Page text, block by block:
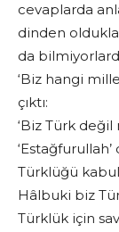
cevaplarda
dinden
da
‘Biz hangi
çıktı:
‘Biz Türk
‘Estağfurullah’
Türklüğü
Hâlbuki biz
Türklük için